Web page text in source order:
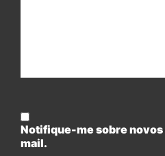
Notifique-me sobre
mail.